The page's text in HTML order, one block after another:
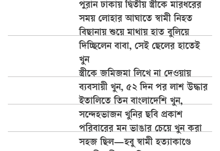
পুরান ঢাকায় দ্বিতীয় স্ত্রীকে মারধরের
সময় লোহার আঘাতে স্বামী নিহত
বিছানায় শুয়ে মাথায় হাত বুলিয়ে
দিচ্ছিলেন বাবা, সেই ছেলের হাতেই
খুন
স্ত্রীকে জমিজমা লিখে না দেওয়ায়
ব্যবসায়ী খুন, ৫২ দিন পর লাশ উদ্ধার
ইতালিতে তিন বাংলাদেশি খুন,
সন্দেহভাজন খুনির ছবি প্রকাশ
পরিবারের মন ভাঙার চেয়ে খুন করা
সহজ ছিল—হবু স্বামী হত্যাকাণ্ডে